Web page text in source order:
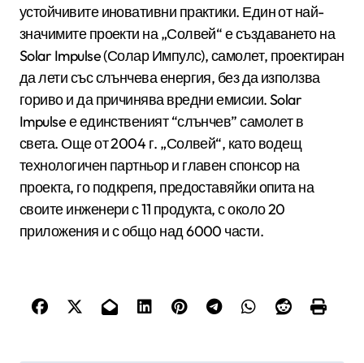
устойчивите иновативни практики. Един от най-
значимите проекти на „Солвей“ е създаването на
Solar Impulse (Солар Импулс), самолет, проектиран
да лети със слънчева енергия, без да използва
гориво и да причинява вредни емисии. Solar
Impulse е единственият “слънчев” самолет в
света. Още от 2004 г. „Солвей“, като водещ
технологичен партньор и главен спонсор на
проекта, го подкрепя, предоставяйки опита на
своите инженери с 11 продукта, с около 20
приложения и с общо над 6000 части.